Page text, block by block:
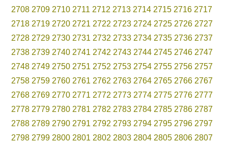
2708 2709 2710 2711 2712 2713 2714 2715 2716 2717
2718 2719 2720 2721 2722 2723 2724 2725 2726 2727
2728 2729 2730 2731 2732 2733 2734 2735 2736 2737
2738 2739 2740 2741 2742 2743 2744 2745 2746 2747
2748 2749 2750 2751 2752 2753 2754 2755 2756 2757
2758 2759 2760 2761 2762 2763 2764 2765 2766 2767
2768 2769 2770 2771 2772 2773 2774 2775 2776 2777
2778 2779 2780 2781 2782 2783 2784 2785 2786 2787
2788 2789 2790 2791 2792 2793 2794 2795 2796 2797
2798 2799 2800 2801 2802 2803 2804 2805 2806 2807